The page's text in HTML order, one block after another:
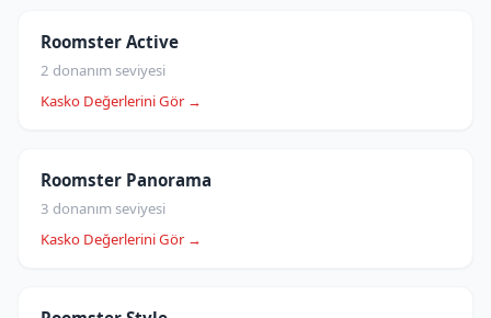
Roomster Active
2 donanım seviyesi
Kasko Değerlerini Gör →
Roomster Panorama
3 donanım seviyesi
Kasko Değerlerini Gör →